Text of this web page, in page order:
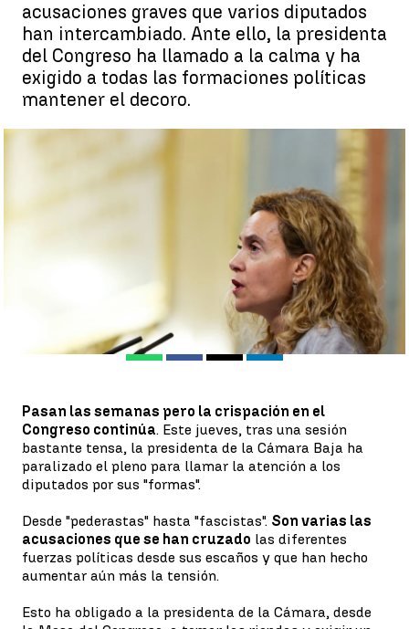
acusaciones graves que varios diputados
han intercambiado. Ante ello, la presidenta
del Congreso ha llamado a la calma y ha
exigido a todas las formaciones políticas
mantener el decoro.
La presidenta del Congreso, en la Junta de Portavoces de esta
semana, ya pidió a los partidos mantener el decoro. |
01 de diciembre de 2022, 16:54
WhatsappFacebook
X Linkedin
Pasan las semanas pero la crispación en el
Congreso continúa. Este jueves, tras una sesión
bastante tensa, la presidenta de la Cámara Baja ha
paralizado el pleno para llamar la atención a los
diputados por sus "formas".
Desde "pederastas" hasta "fascistas". Son varias las
acusaciones que se han cruzado las diferentes
fuerzas políticas desde sus escaños y que han hecho
aumentar aún más la tensión.
Esto ha obligado a la presidenta de la Cámara, desde